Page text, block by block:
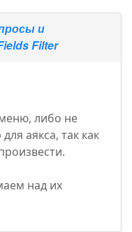
и
Filter
либо не
аякса, так как
над их